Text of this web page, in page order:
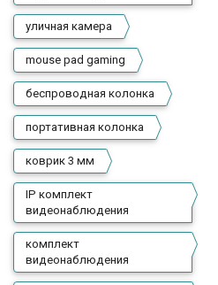
уличная камера
mouse pad gaming
беспроводная колонка
портативная колонка
коврик 3 мм
IP комплект
видеонаблюдения
комплект
видеонаблюдения